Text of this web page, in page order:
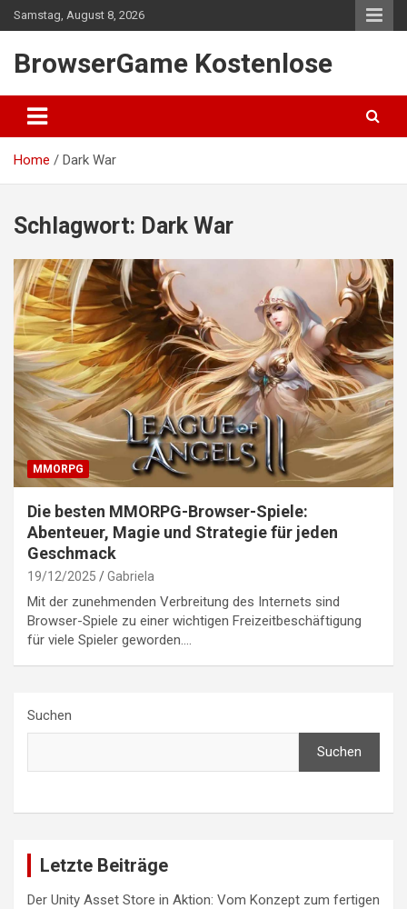
Skip
to
Samstag, August 8, 2026
BrowserGame Kostenlose
Home Dark War
Schlagwort: Dark War
MMORPG
Die besten MMORPG-Browser-Spiele:
Abenteuer, Magie und Strategie für jeden
Geschmack
19/12/2025 Gabriela
Mit der zunehmenden Verbreitung des Internets sind
Browser-Spiele zu einer wichtigen Freizeitbeschäftigung
für viele Spieler geworden.…
Suchen
Suchen
Letzte Beiträge
Der Unity Asset Store in Aktion: Vom Konzept zum fertigen